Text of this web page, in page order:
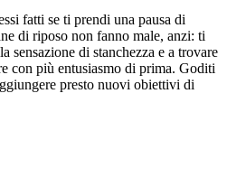
fatti se ti prendi una pausa di
di riposo non fanno male, anzi: ti
sensazione di stanchezza e a trovare
con più entusiasmo di prima. Goditi
presto nuovi obiettivi di